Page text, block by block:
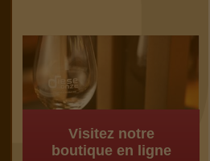
Visitez notre
boutique en ligne